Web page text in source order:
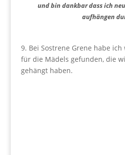
und bin dankbar dass ich
aufhängen
9. Bei Sostrene Grene habe
für die Mädels gefunden, die
gehängt haben.